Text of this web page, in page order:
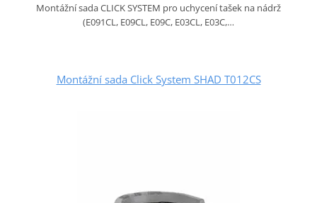
Montážní sada CLICK SYSTEM pro uchycení tašek na nádrž
(E091CL, E09CL, E09C, E03CL, E03C,…
Montážní sada Click System SHAD T012CS